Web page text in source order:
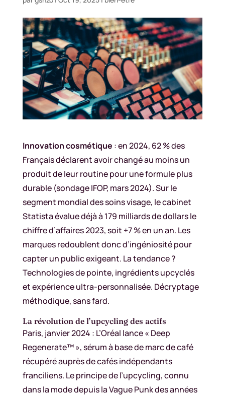
Innovation cosmétique : en 2024, 62 % des
Français déclarent avoir changé au moins un
produit de leur routine pour une formule plus
durable (sondage IFOP, mars 2024). Sur le
segment mondial des soins visage, le cabinet
Statista évalue déjà à 179 milliards de dollars le
chiffre d’affaires 2023, soit +7 % en un an. Les
marques redoublent donc d’ingéniosité pour
capter un public exigeant. La tendance ?
Technologies de pointe, ingrédients upcyclés
et expérience ultra-personnalisée. Décryptage
méthodique, sans fard.
La révolution de l’upcycling des actifs
Paris, janvier 2024 : L’Oréal lance « Deep
Regenerate™ », sérum à base de marc de café
récupéré auprès de cafés indépendants
franciliens. Le principe de l’upcycling, connu
dans la mode depuis la Vague Punk des années